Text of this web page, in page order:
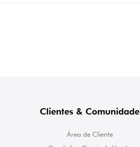
Clientes & Comunidade
Área de Cliente